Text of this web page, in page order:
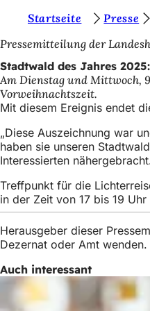
Inhalt anspringen
i
e
b
e
f
i
d
e
n
i
Startseite Presse
Pressemitteilung der
Stadtwald des Jahres
Am Dienstag und Mittwoch,
Vorweihnachtszeit.
Mit diesem Ereignis endet
„Diese Auszeichnung war
haben sie unseren
Interessierten
Treffpunkt für die
in der Zeit von 17 bis 19 Uhr
Herausgeber dieser
Dezernat oder Amt wenden.
Auch interessant